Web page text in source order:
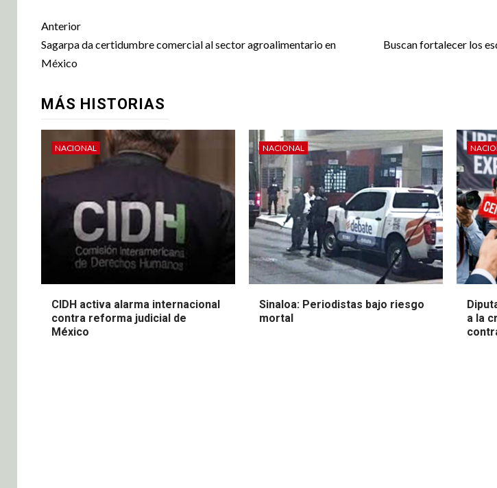
Anterior
Sagarpa da certidumbre comercial al sector agroalimentario en
México
Buscan fortalecer los
MÁS HISTORIAS
NACIONAL
CIDH activa alarma internacional
contra reforma judicial de
México
NACIONAL
Sinaloa: Periodistas bajo riesgo
mortal
a la